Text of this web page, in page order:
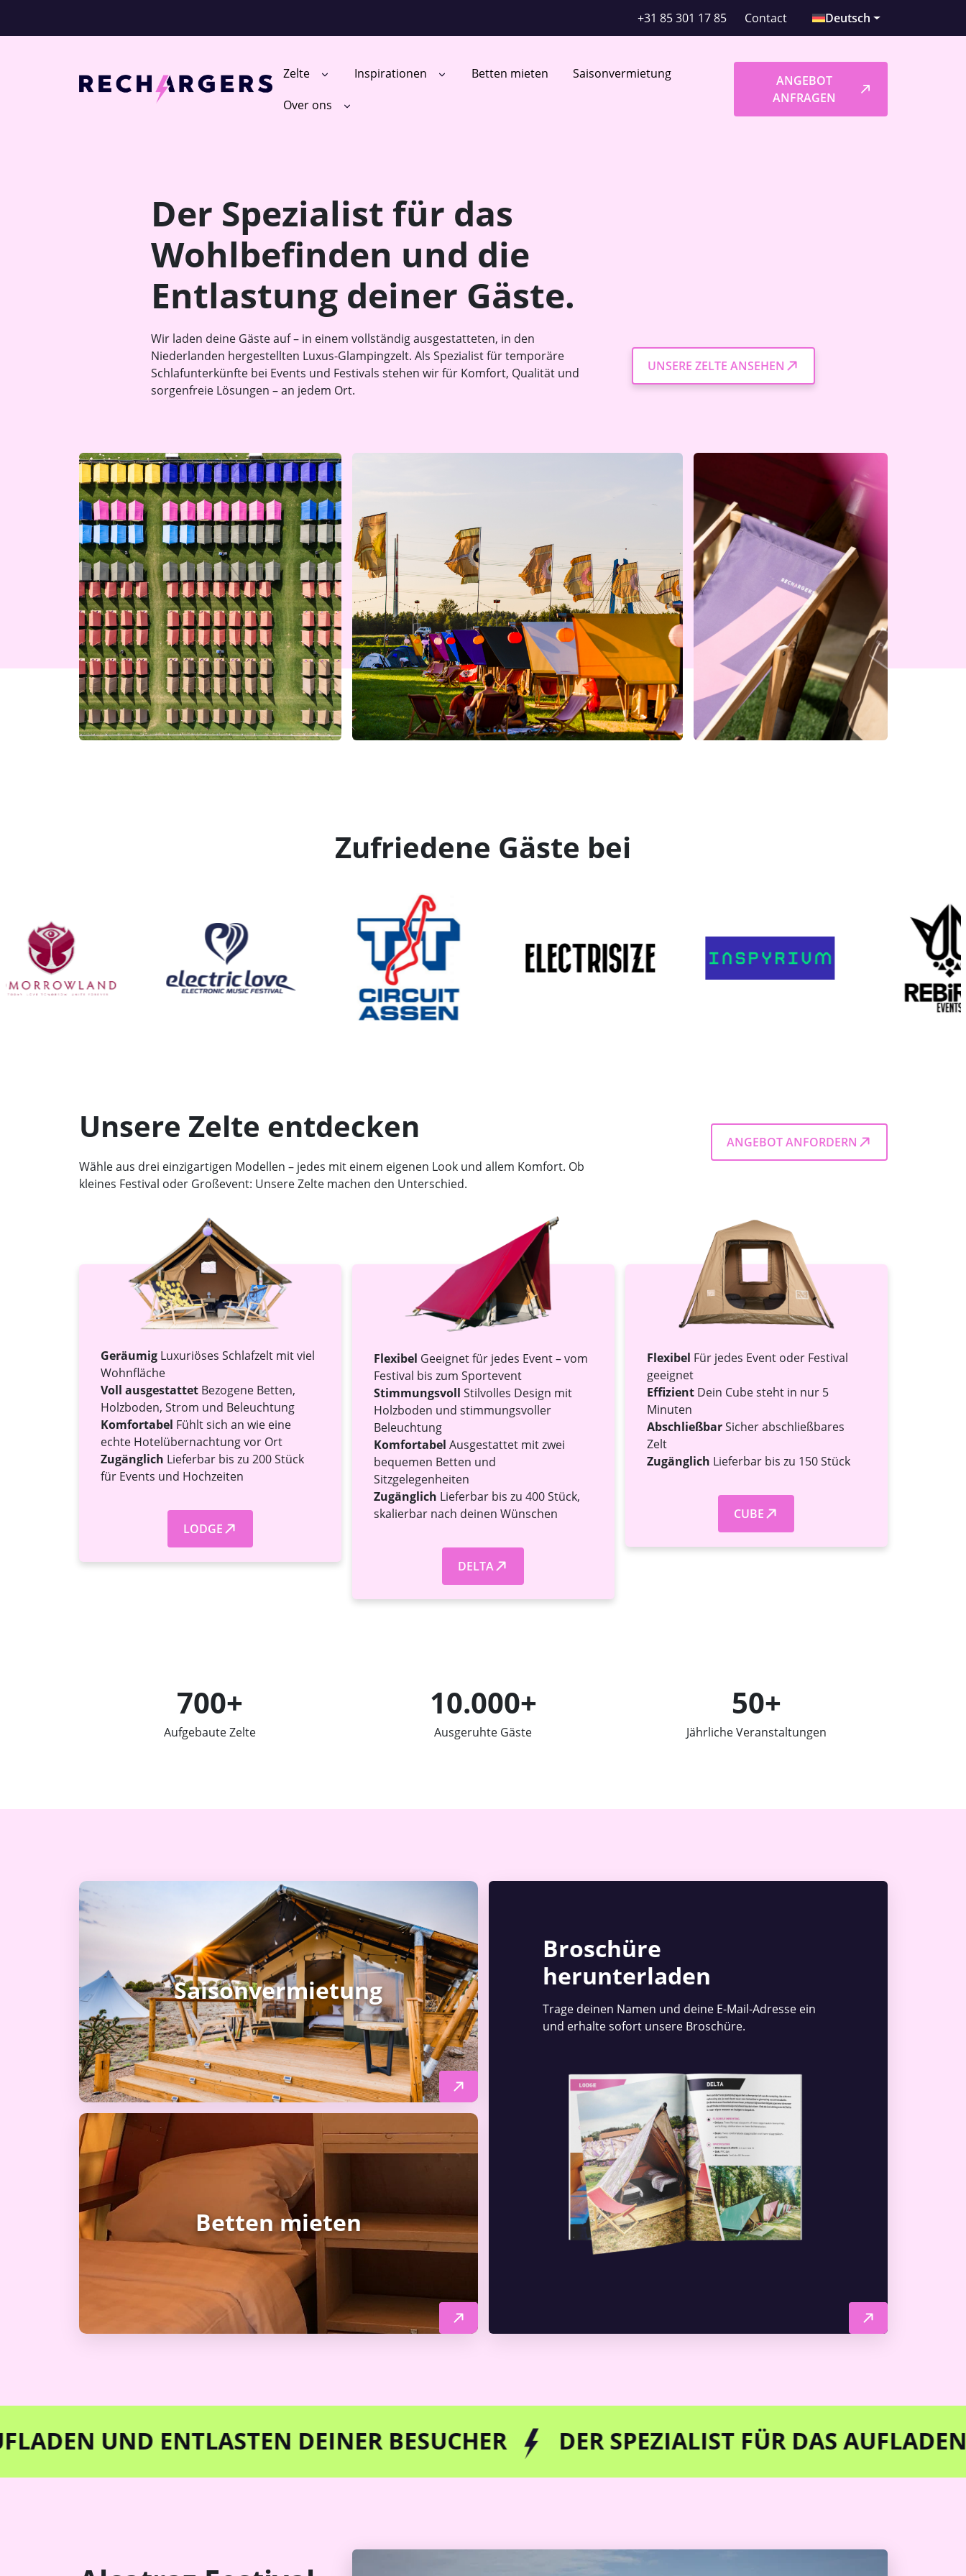
+31 85 301 17 85 Contact Deutsch
Zelte Inspirationen Betten mieten
Saisonvermietung
Over ons
ANGEBOT
ANFRAGEN
Der Spezialist für das
Wohlbefinden und die
Entlastung deiner Gäste.
Wir laden deine Gäste auf – in einem vollständig ausgestatteten, in den
Niederlanden hergestellten Luxus-Glampingzelt. Als Spezialist für temporäre
Schlafunterkünfte bei Events und Festivals stehen wir für Komfort, Qualität und
sorgenfreie Lösungen – an jedem Ort.
UNSERE ZELTE ANSEHEN
Zufriedene Gäste bei
Unsere Zelte entdecken
Wähle aus drei einzigartigen Modellen – jedes mit einem eigenen Look und allem Komfort. Ob
kleines Festival oder Großevent: Unsere Zelte machen den Unterschied.
ANGEBOT ANFORDERN
Geräumig Luxuriöses Schlafzelt mit viel
Wohnfläche
Voll ausgestattet Bezogene Betten,
Holzboden, Strom und Beleuchtung
Komfortabel Fühlt sich an wie eine
echte Hotelübernachtung vor Ort
Zugänglich Lieferbar bis zu 200 Stück
für Events und Hochzeiten
LODGE
Flexibel Geeignet für jedes Event – vom
Festival bis zum Sportevent
Stimmungsvoll Stilvolles Design mit
Holzboden und stimmungsvoller
Beleuchtung
Komfortabel Ausgestattet mit zwei
bequemen Betten und
Sitzgelegenheiten
Zugänglich Lieferbar bis zu 400 Stück,
skalierbar nach deinen Wünschen
DELTA
Flexibel Für jedes Event oder Festival
geeignet
Effizient Dein Cube steht in nur 5
Minuten
AbschließbarSicher abschließbares
Zelt
Zugänglich Lieferbar bis zu 150 Stück
CUBE
700+
Aufgebaute Zelte
10.000+
Ausgeruhte Gäste
50+
Jährliche Veranstaltungen
Saisonvermietung
Betten mieten
Broschüre
herunterladen
Trage deinen Namen und deine E-Mail-Adresse ein
und erhalte sofort unsere Broschüre.
ENTLASTEN DEINER BESUCHER DER SPEZIALIST FÜR DAS AUFLADEN UND